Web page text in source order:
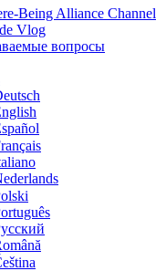
Being Alliance Channel
Vlog
вопросы